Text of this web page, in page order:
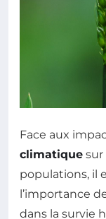
Face aux
climatique sur
populations, il
l’importance
dans la survie